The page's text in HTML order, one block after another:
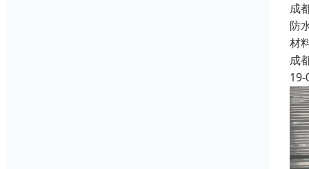
成
防
材
成
19-